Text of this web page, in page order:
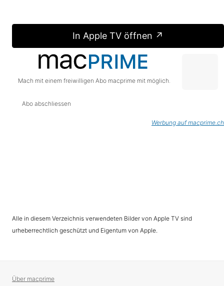
In Apple TV öffnen ↗
Mach mit einem freiwilligen Abo macprime mit möglich.
Abo abschliessen
Werbung auf macprime.ch
Alle in diesem Verzeichnis verwendeten Bilder von Apple TV sind
urheberrechtlich geschützt und Eigentum von Apple.
Über macprime